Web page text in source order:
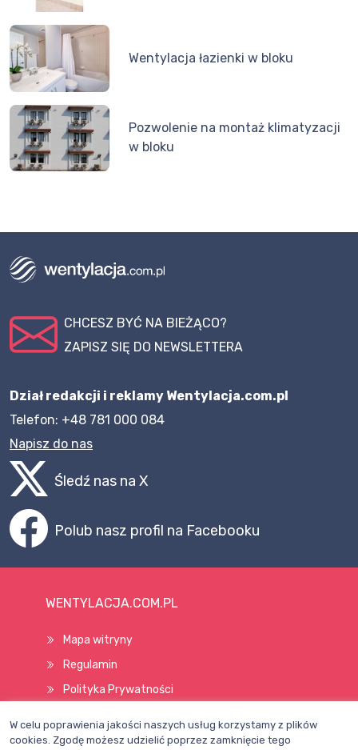
Wentylacja łazienki w bloku
Pozwolenie na montaż klimatyzacji
w bloku
CHCESZ BYĆ NA BIEŻĄCO?
ZAPISZ SIĘ DO NEWSLETTERA
Dział redakcji i reklamy Wentylacja.com.pl
Telefon: +48 781 000 084
Napisz do nas
Śledź nas na X
Polub nasz profil na Facebooku
WENTYLACJA.COM.PL
Mapa witryny
Regulamin
Polityka Prywatności
W celu poprawienia jakości naszych usług korzystamy z plików
cookies. Zgodę możesz udzielić poprzez zamknięcie tego